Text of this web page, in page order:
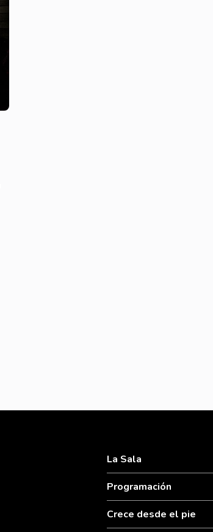
La Sala
Programación
Crece desde el pie